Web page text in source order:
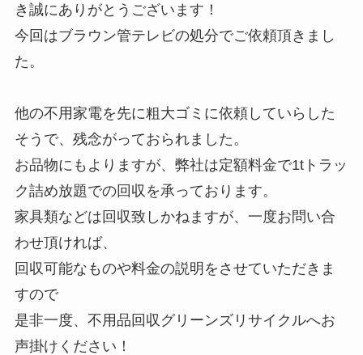
き誠にありがとうございます！
今回はブラウン管テレビの処分でご依頼頂きまし
た。
他の不用家電を先に粗大ゴミに依頼していらした
そうで、残念がっておられました。
お品物にもよりますが、弊社は定額料金で1tトラッ
ク詰め放題での回収を承っております。
家具類などは回収致しかねますが、一度お問い合
わせ頂ければ、
回収可能なものや料金の説明をさせていただきま
すので
是非一度、不用品回収グリーンズリサイクルへお
声掛けください！